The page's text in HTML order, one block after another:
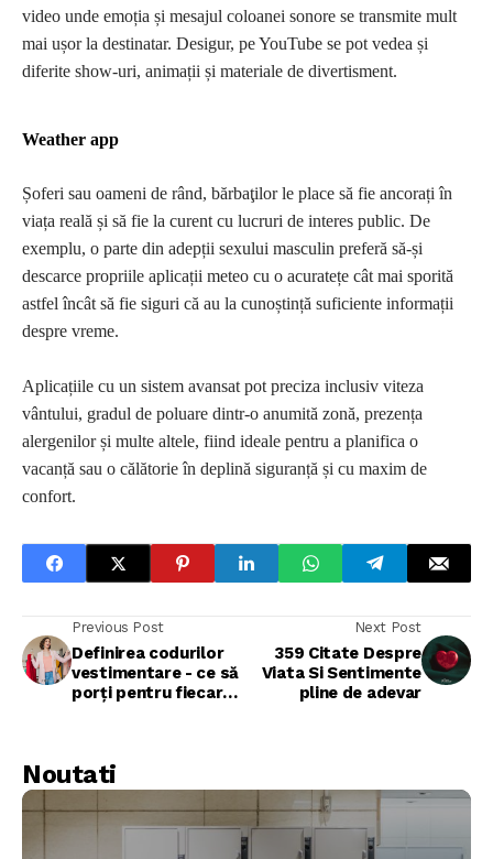
video unde emoția și mesajul coloanei sonore se transmite mult
mai ușor la destinatar. Desigur, pe YouTube se pot vedea și
diferite show-uri, animații și materiale de divertisment.
Weather app
Șoferi sau oameni de rând, bărbaţilor le place să fie ancorați în
viața reală și să fie la curent cu lucruri de interes public. De
exemplu, o parte din adepții sexului masculin preferă să-și
descarce propriile aplicații meteo cu o acuratețe cât mai sporită
astfel încât să fie siguri că au la cunoștință suficiente informații
despre vreme.
Aplicațiile cu un sistem avansat pot preciza inclusiv viteza
vântului, gradul de poluare dintr-o anumită zonă, prezența
alergenilor și multe altele, fiind ideale pentru a planifica o
vacanță sau o călătorie în deplină siguranță și cu maxim de
confort.
Previous Post
Definirea codurilor
vestimentare - ce să
porți pentru fiecare
Next Post
359 Citate Despre
Viata Si Sentimente
pline de adevar
Noutati